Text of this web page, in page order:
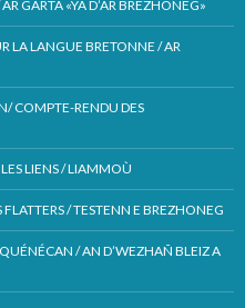
GARTA «YA D’AR BREZHONEG»
LA LANGUE BRETONNE / AR
COMPTE-RENDU DES
LIENS / LIAMMOÙ
/ TESTENN E BREZHONEG
/ AN D’WEZHAÑ BLEIZ A